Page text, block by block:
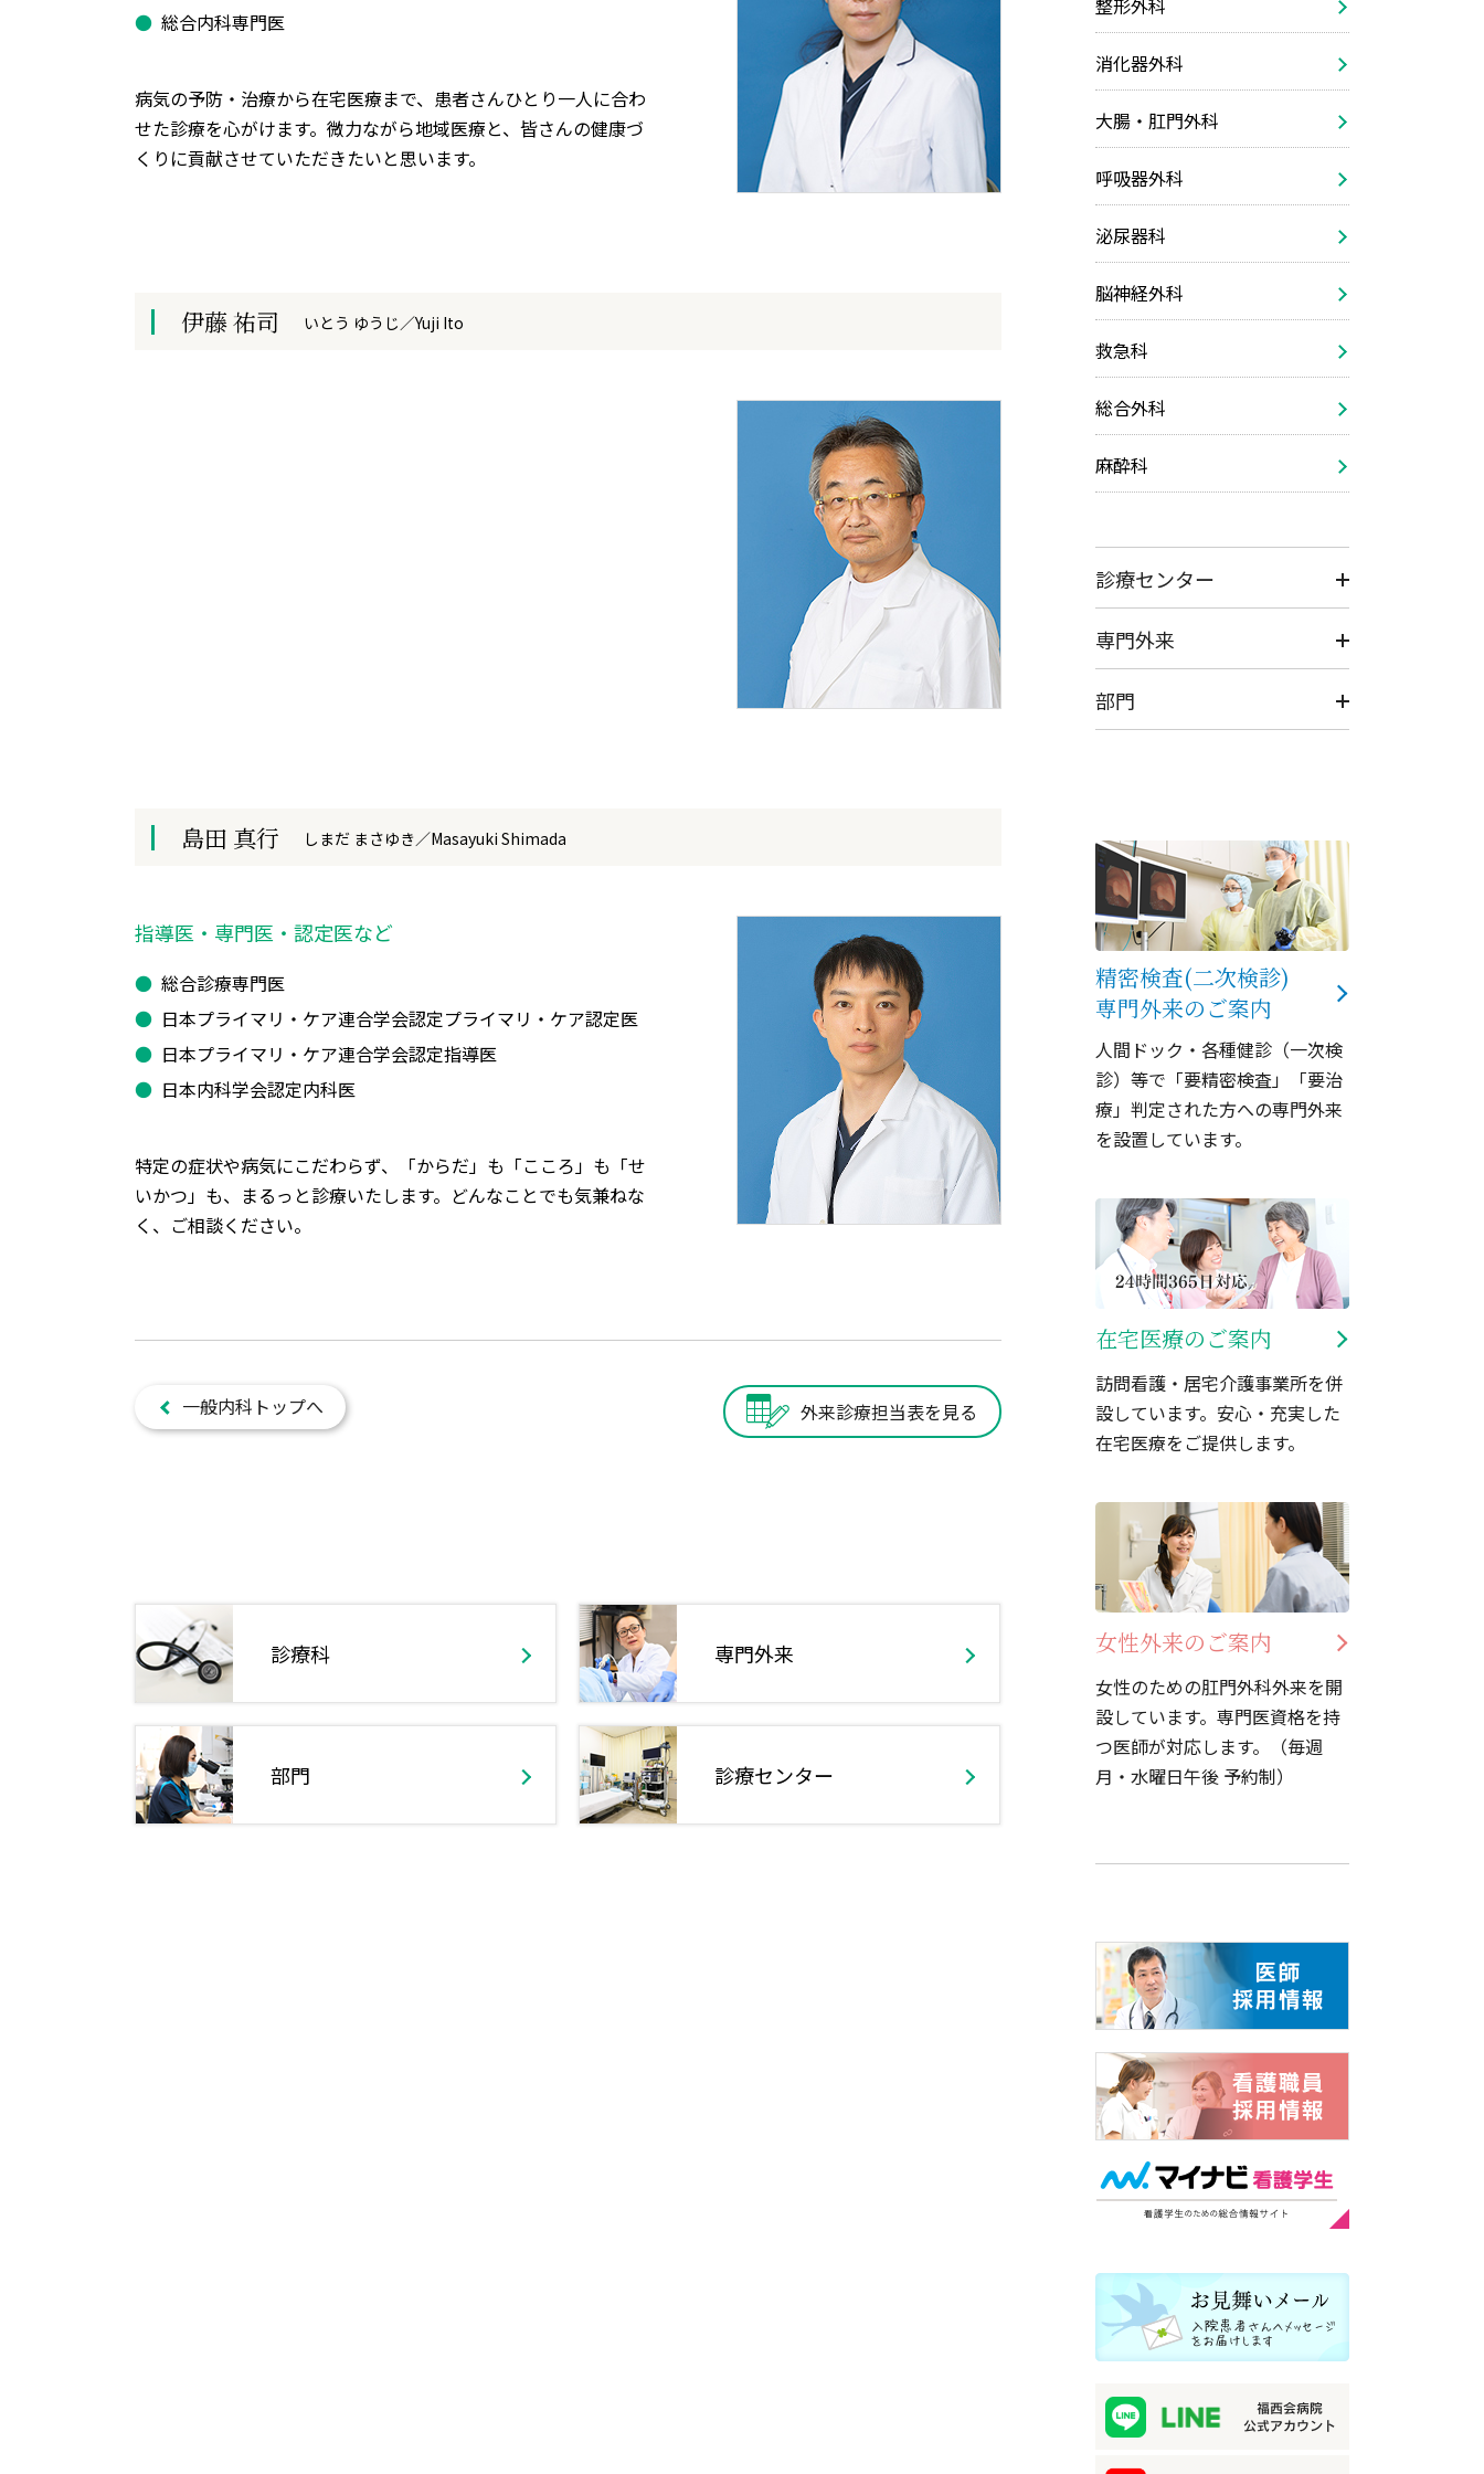
総合内科専門医
病気の予防・治療から在宅医療まで、患者さんひとり一人に合わ
せた診療を心がけます。微力ながら地域医療と、皆さんの健康づ
くりに貢献させていただきたいと思います。
伊藤 祐司 いとう ゆうじ／Yuji Ito
島田 真行 しまだ まさゆき／Masayuki Shimada
指導医・専門医・認定医など
総合診療専門医
日本プライマリ・ケア連合学会認定プライマリ・ケア認定医
日本プライマリ・ケア連合学会認定指導医
日本内科学会認定内科医
特定の症状や病気にこだわらず、「からだ」も「こころ」も「せ
いかつ」も、まるっと診療いたします。どんなことでも気兼ねな
く、ご相談ください。
一般内科トップへ 外来診療担当表を見る
診療科 専門外来
部門 診療センター
整形外科
消化器外科
大腸・肛門外科
呼吸器外科
泌尿器科
脳神経外科
救急科
総合外科
麻酔科
診療センター
専門外来
部門
精密検査(二次検診)
専門外来のご案内
人間ドック・各種健診（一次検
診）等で「要精密検査」「要治
療」判定された方への専門外来
を設置しています。
在宅医療のご案内
訪問看護・居宅介護事業所を併
設しています。安心・充実した
在宅医療をご提供します。
女性外来のご案内
女性のための肛門外科外来を開
設しています。専門医資格を持
つ医師が対応します。（毎週
月・水曜日午後 予約制）